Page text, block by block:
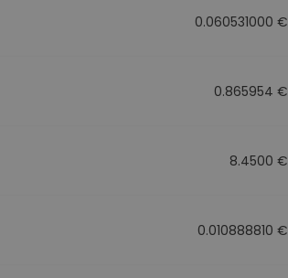
0.060531000 €
0.865954 €
8.4500 €
0.010888810 €